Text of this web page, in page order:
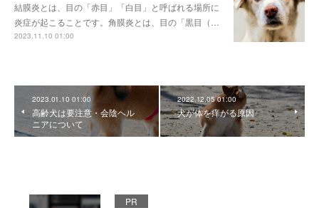
結膜炎とは、目の「赤目」「白目」と呼ばれる場所に
炎症が起こることです。角膜炎とは、目の「黒目（…
2023.11.10 01:00
2023.01.10 01:00
高齢犬は要注意・会陰ヘル
ニアについて
2022.12.05 01:00
犬が体を痒がる原因
PR